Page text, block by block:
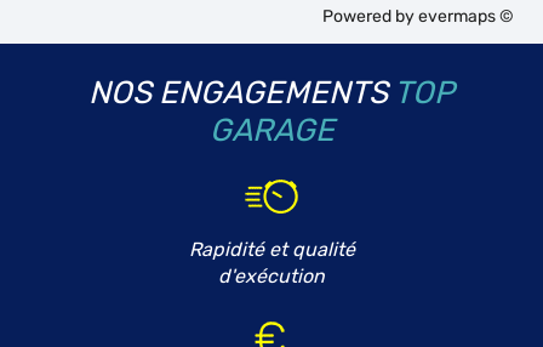
Powered byevermaps ©
NOS ENGAGEMENTS TOP
GARAGE
Rapidité et qualité
d'exécution